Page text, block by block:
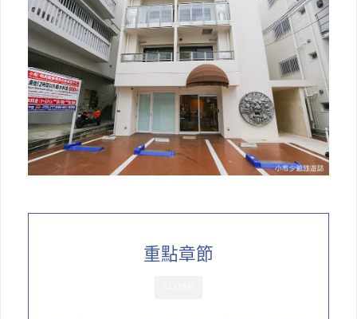
重點章節